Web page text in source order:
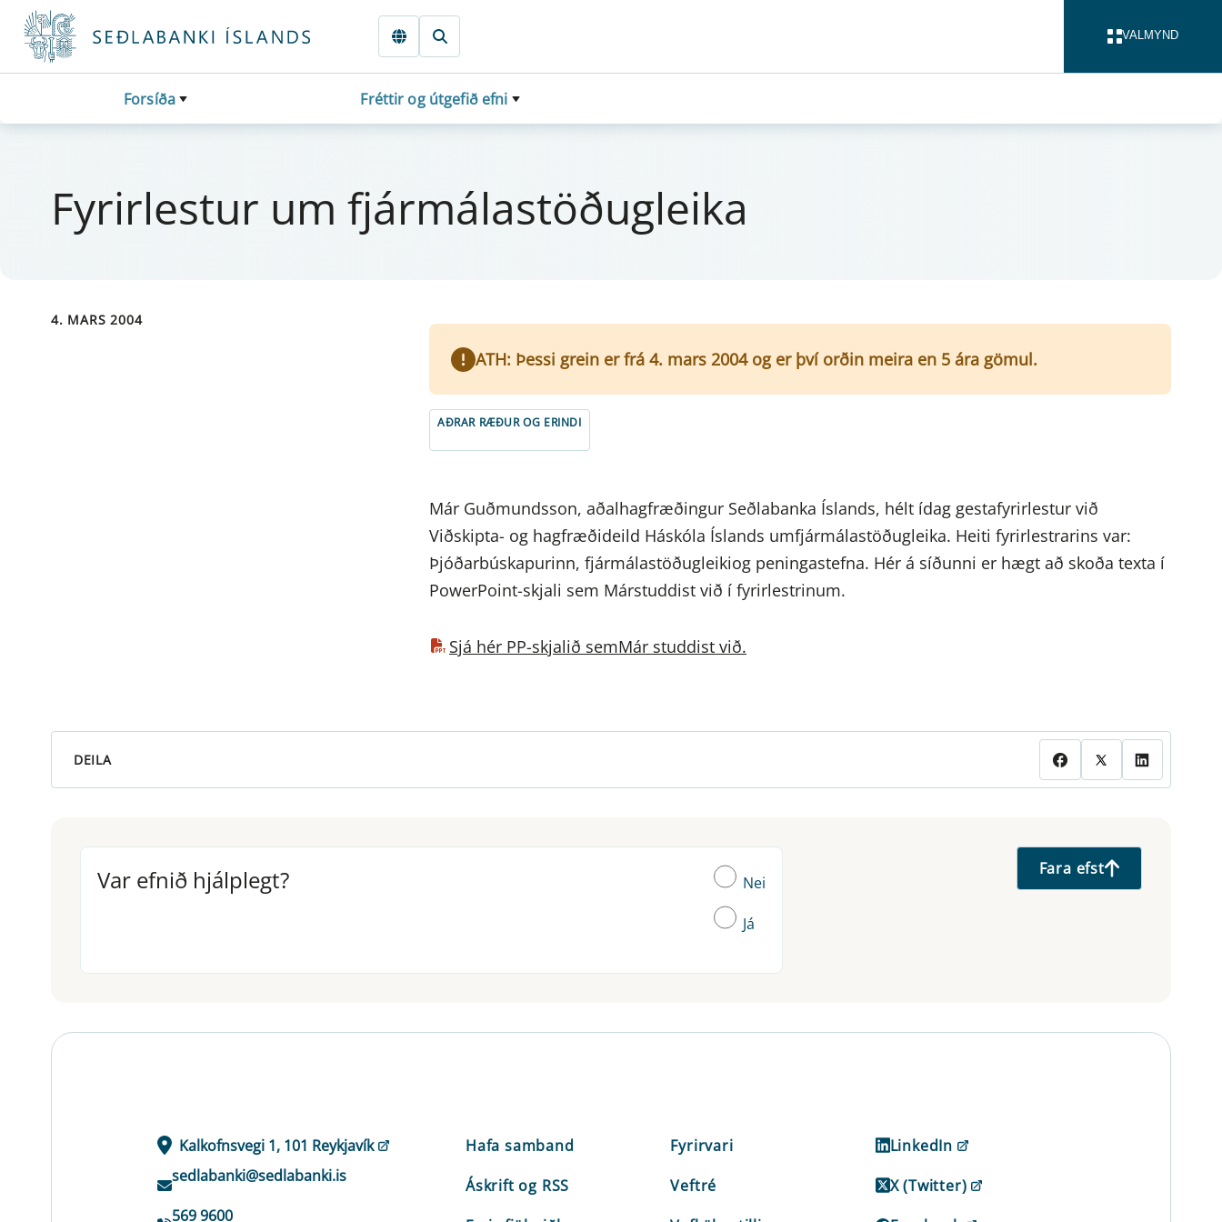
Fara beint í Meginmál
VALMYND
Forsíða Fréttir og útgefið efni
Fyr­i­r­lest­ur um fjá­r­málastöðug­leika
4. MARS 2004
ATH: Þessi grein er frá 4. mars 2004 og er því orðin meira en 5 ára gömul.
AÐRAR RÆÐUR OG ERINDI
Már Guðmundsson, aðalhagfræðingur Seðlabanka Íslands, hélt ídag gestafyrirlestur við
Viðskipta- og hagfræðideild Háskóla Íslands umfjármálastöðugleika. Heiti fyrirlestrarins var:
Þjóðarbúskapurinn, fjármálastöðugleikiog peningastefna. Hér á síðunni er hægt að skoða texta í
PowerPoint-skjali sem Márstuddist við í fyrirlestrinum.
Sjá hér PP-skjalið semMár studdist við.
DEILA
Var efnið hjálplegt?
Var efnið hjálplegt? Nei
Já
Fara efst
Kalkofnsvegi 1, 101 Reykjavík
sedlabanki@sedlabanki.is
569 9600
Hafa samband
Áskrift og RSS
Fyrirvari
Veftré
LinkedIn
X (Twitter)